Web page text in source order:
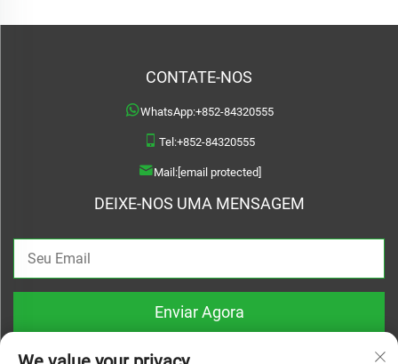
CONTATE-NOS
WhatsApp:+852-84320555
Tel:+852-84320555
Mail:[email protected]
DEIXE-NOS UMA MENSAGEM
Enviar Agora